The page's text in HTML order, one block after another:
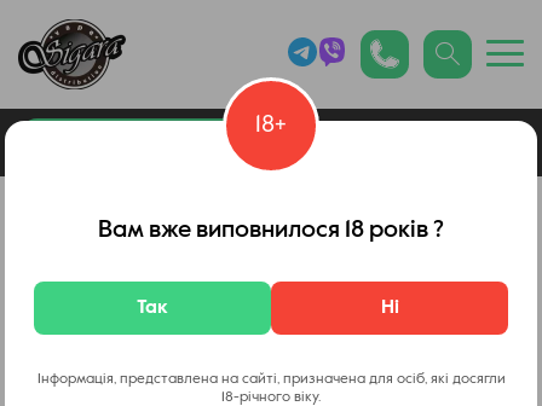
Каталог товарів
18+
Вам вже виповнилося 18 років ?
Так Ні
Інформація, представлена на сайті, призначена для осіб, які досягли
18-річного віку.